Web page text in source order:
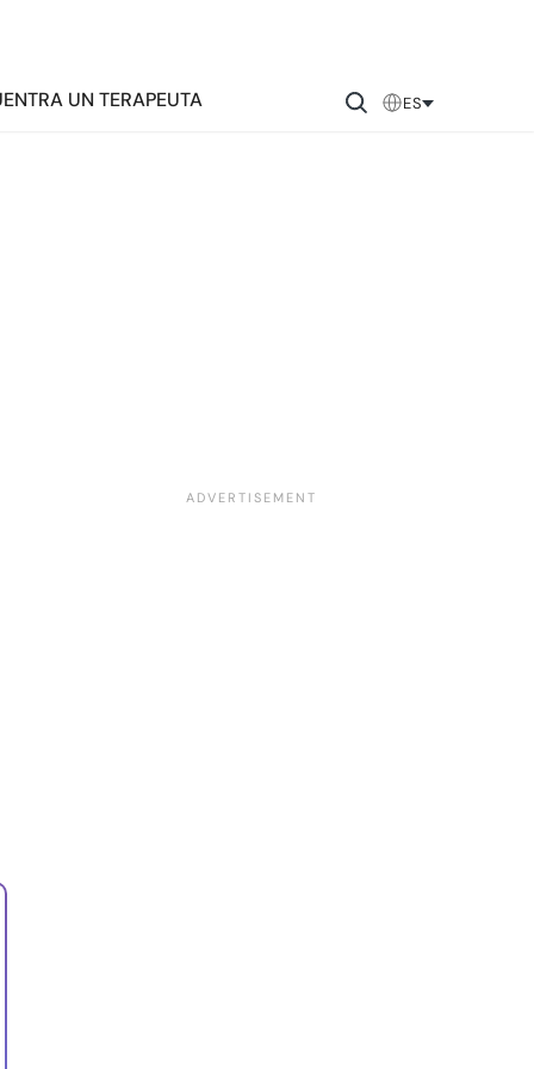
UN TERAPEUTA ES